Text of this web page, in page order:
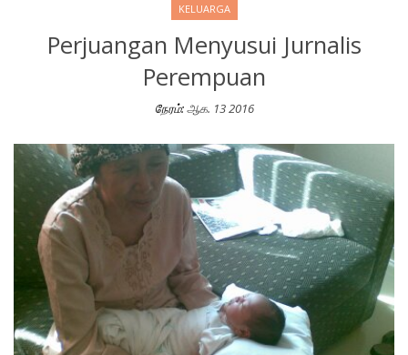
KELUARGA
Perjuangan Menyusui Jurnalis
Perempuan
நேரம்:ஆக. 13 2016
Perjuangan Menyusui Jurnalis Perempuan